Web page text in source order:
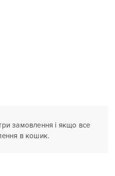
замовлення і якщо все
в кошик.